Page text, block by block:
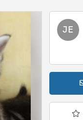
JE